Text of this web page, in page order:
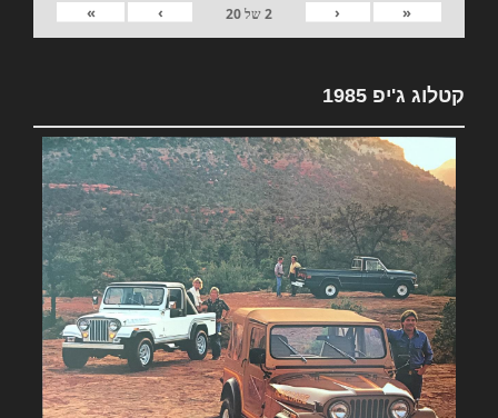
«
‹
2של20
›
»
קטלוג ג'יפ 1985